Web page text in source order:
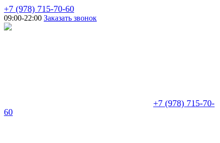
+7 (978) 715-70-60
09:00-22:00 Заказать звонок
+7 (978) 715-70-
60